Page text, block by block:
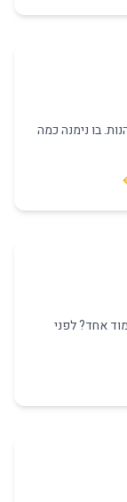
בו נימנה כמה
אחד? לפני